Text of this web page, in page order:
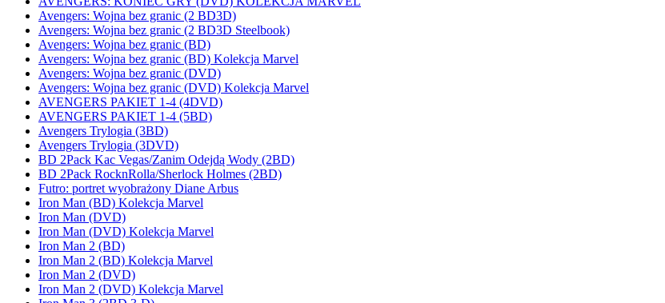
Avengers: Wojna bez granic (2 BD3D)
Avengers: Wojna bez granic (2 BD3D Steelbook)
Avengers: Wojna bez granic (BD)
Avengers: Wojna bez granic (BD) Kolekcja Marvel
Avengers: Wojna bez granic (DVD)
Avengers: Wojna bez granic (DVD) Kolekcja Marvel
AVENGERS PAKIET 1-4 (4DVD)
AVENGERS PAKIET 1-4 (5BD)
Avengers Trylogia (3BD)
Avengers Trylogia (3DVD)
BD 2Pack Kac Vegas/Zanim Odejdą Wody (2BD)
BD 2Pack RocknRolla/Sherlock Holmes (2BD)
Futro: portret wyobrażony Diane Arbus
Iron Man (BD) Kolekcja Marvel
Iron Man (DVD)
Iron Man (DVD) Kolekcja Marvel
Iron Man 2 (BD)
Iron Man 2 (BD) Kolekcja Marvel
Iron Man 2 (DVD)
Iron Man 2 (DVD) Kolekcja Marvel